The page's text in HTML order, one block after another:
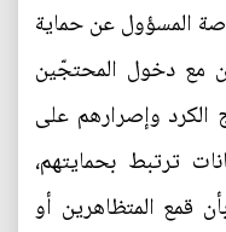
المسؤول عن حماية
مع دخول المحتجّين
الكرد وإصرارهم على
ترتبط بحمايتهم،
قمع المتظاهرين أو